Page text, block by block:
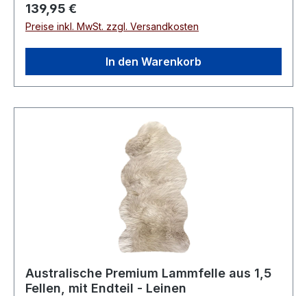
Regulärer Preis:
139,95 €
Preise inkl. MwSt. zzgl. Versandkosten
In den Warenkorb
Australische Premium Lammfelle aus 1,5
Fellen, mit Endteil - Leinen